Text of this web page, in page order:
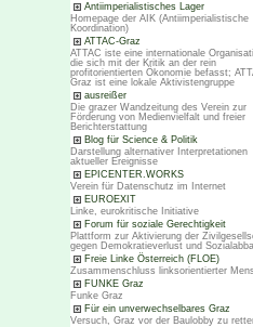
Antiimperialistisches Lager
Homepage der AIK (Antiimperialistische
Koordination)
ATTAC-Graz
ATTAC iste eine internationale
die sich mit der Kritik an der rein
profitorientierten Ökonomie befasst;
Graz ist eine lokale Aktivistengruppe
ausreißer
Die grazer Wandzeitung des Verein zur
Förderung von Medienvielfalt und freier
Berichterstattung
Blog für Science & Politik
Darstellung alternativer Interpretationen
aktueller Ereignisse
EPICENTER.WORKS
Verein für Datenschutz im Internet
EUROEXIT
Linke, eurokritische Initiative
Forum für soziale Gerechtigkeit
Plattform zur Aktivierung der
gegen Demokratieverlust und
Freie Linke Österreich (FLOE)
Zusammenschluss linksorientierter
FUNKE Graz
Funke Graz
Für ein unverwechselbares Graz
Versuch, Graz vor der Baulobby zu